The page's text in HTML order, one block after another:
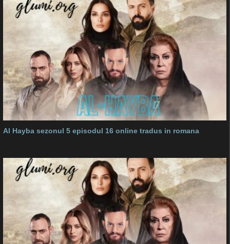
Al Hayba sezonul 5 episodul 16 online tradus in romana